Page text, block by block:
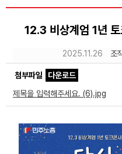
12.3 비상계엄 1년
2025.11.26 조
첨부파일
다운로드
제목을 입력해주세요. (6).jpg
공지사항
성명·보도
노동상담
자료